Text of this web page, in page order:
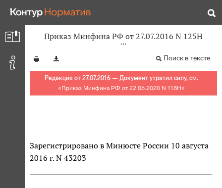
Приказ Минфина РФ от 27.07.2016 N 125Н
Поиск в тексте
Редакция от 27.07.2016 — Документ утратил силу, см.
«Приказ Минфина РФ от 22.06.2020 N 118Н»
Зарегистрировано в Минюсте России 10 августа
2016 г. N 43203